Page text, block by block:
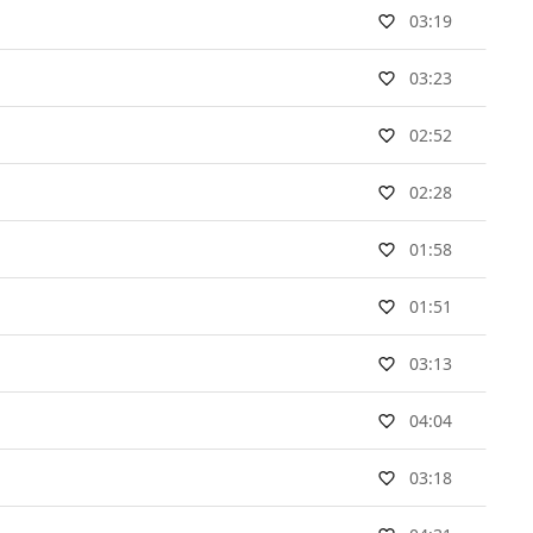
03:19
03:23
02:52
02:28
01:58
01:51
03:13
04:04
03:18